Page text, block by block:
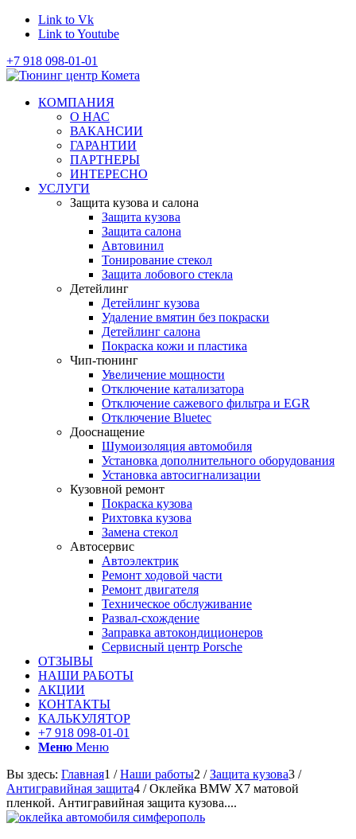
Link to Vk
Link to Youtube
+7 918 098-01-01
КОМПАНИЯ
О НАС
ВАКАНСИИ
ГАРАНТИИ
ПАРТНЕРЫ
ИНТЕРЕСНО
УСЛУГИ
Защита кузова и салона
Защита кузова
Защита салона
Автовинил
Тонирование стекол
Защита лобового стекла
Детейлинг
Детейлинг кузова
Удаление вмятин без покраски
Детейлинг салона
Покраска кожи и пластика
Чип-тюнинг
Увеличение мощности
Отключение катализатора
Отключение сажевого фильтра и EGR
Отключение Bluetec
Дооснащение
Шумоизоляция автомобиля
Установка дополнительного оборудования
Установка автосигнализации
Кузовной ремонт
Покраска кузова
Рихтовка кузова
Замена стекол
Автосервис
Автоэлектрик
Ремонт ходовой части
Ремонт двигателя
Техническое обслуживание
Развал-схождение
Заправка автокондиционеров
Сервисный центр Porsche
ОТЗЫВЫ
НАШИ РАБОТЫ
АКЦИИ
КОНТАКТЫ
КАЛЬКУЛЯТОР
+7 918 098-01-01
Меню Меню
Вы здесь: Главная1 / Наши работы2 / Защита кузова3 /
Антигравийная защита4 / Оклейка BMW X7 матовой
пленкой. Антигравийная защита кузова....